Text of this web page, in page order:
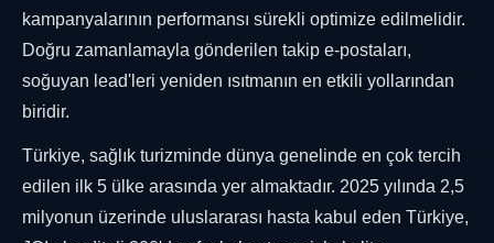
kampanyalarının performansı sürekli optimize edilmelidir.
Doğru zamanlamayla gönderilen takip e-postaları,
soğuyan lead'leri yeniden ısıtmanın en etkili yollarından
biridir.
Türkiye, sağlık turizminde dünya genelinde en çok tercih
edilen ilk 5 ülke arasında yer almaktadır. 2025 yılında 2,5
milyonun üzerinde uluslararası hasta kabul eden Türkiye,